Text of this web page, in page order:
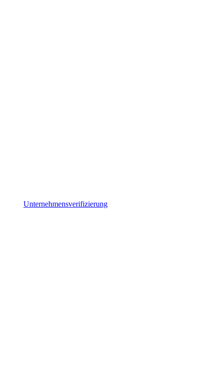
Unternehmensverifizierung